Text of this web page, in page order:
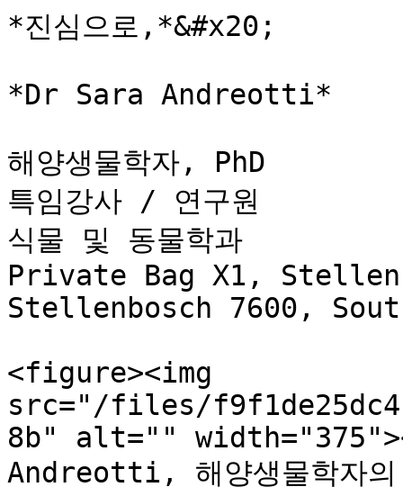
*진심으로,*&#x20;
*Dr Sara Andreotti*
해양생물학자, PhD
특임강사 / 연구원
식물 및 동물학과
Private Bag X1,
Stellenbosch 7600,
<figure><img
src="/files/
8b" alt=""
Andreotti, 해양생물학자